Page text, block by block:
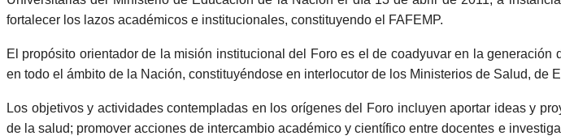
fortalecer los lazos académicos e institucionales, constituyendo el FAFEMP.
El propósito orientador de la misión institucional del Foro es el de coadyuvar en la
en todo el ámbito de la Nación, constituyéndose en interlocutor de los Ministerios de Salud, de
Los objetivos y actividades contempladas en los orígenes del Foro incluyen aportar ideas y
de la salud; promover acciones de intercambio académico y científico entre docentes e